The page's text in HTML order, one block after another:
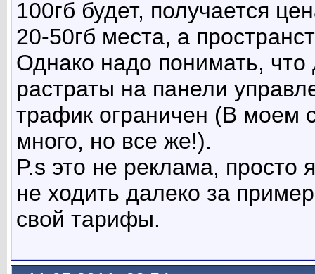
100гб будет, получается
20-50гб места, а
Однако надо понимать,
растраты на панели
трафик ограничен (В моем
много, но все же!).
P.s это не реклама, просто
не ходить далеко за
свой тарифы.